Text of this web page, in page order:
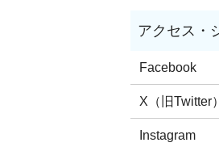
Facebook
X（旧Twitter）
Instagram